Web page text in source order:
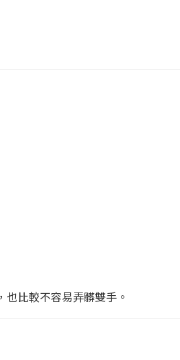
比較不容易弄髒雙手。